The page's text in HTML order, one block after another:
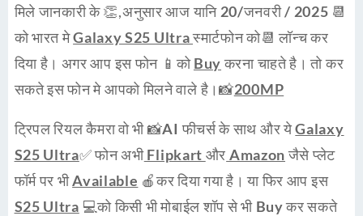
मिले जानकारी के 👏,अनुसारआज यानि 20/जनवरी / 2025 📆
को भारत मेGalaxy S25 Ultraस्मार्टफोन को📆लॉन्चकर
दिया है। अगर आप इसफोन 📱कोBuyकरना चाहते है। तो कर
सकते इस फोन मे आपको मिलने वाले है।📸200MP
ट्रिपल रियल कैमरा वो भी📸AI फीचर्स के साथ और येGalaxy
S25 Ultra✅ फोन अभीFlipkart और Amazonजैसे प्लेट
फॉर्म पर भीAvailable 🍎कर दिया गया है। या फिर आप इस
S25 Ultra 💻को किसी भी मोबाईल शॉप से भी Buyकर सकते